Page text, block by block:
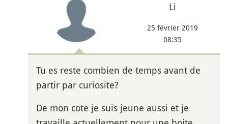
Li
25 février 2019
08:35
Tu es reste combien de temps avant de
partir par curiosite?
De mon cote je suis jeune aussi et je